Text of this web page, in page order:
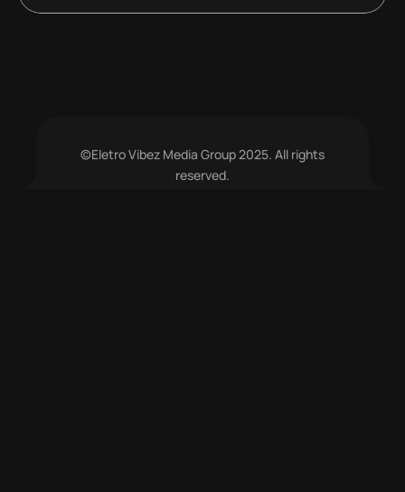
©Eletro Vibez Media Group 2025. All rights
reserved.